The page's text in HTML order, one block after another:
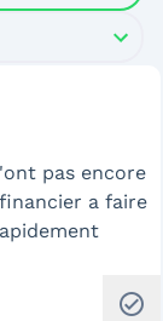
pas encore
a faire
check_circle